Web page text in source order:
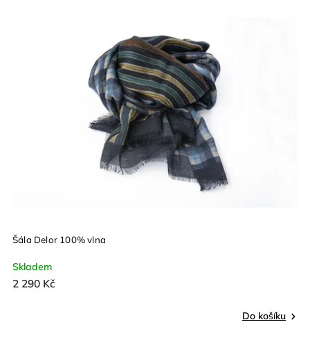
Šála Delor 100% vlna
Skladem
2 290 Kč
Do košíku